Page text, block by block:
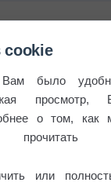
cookie
было
просмотр,
о том, как
прочитать
или